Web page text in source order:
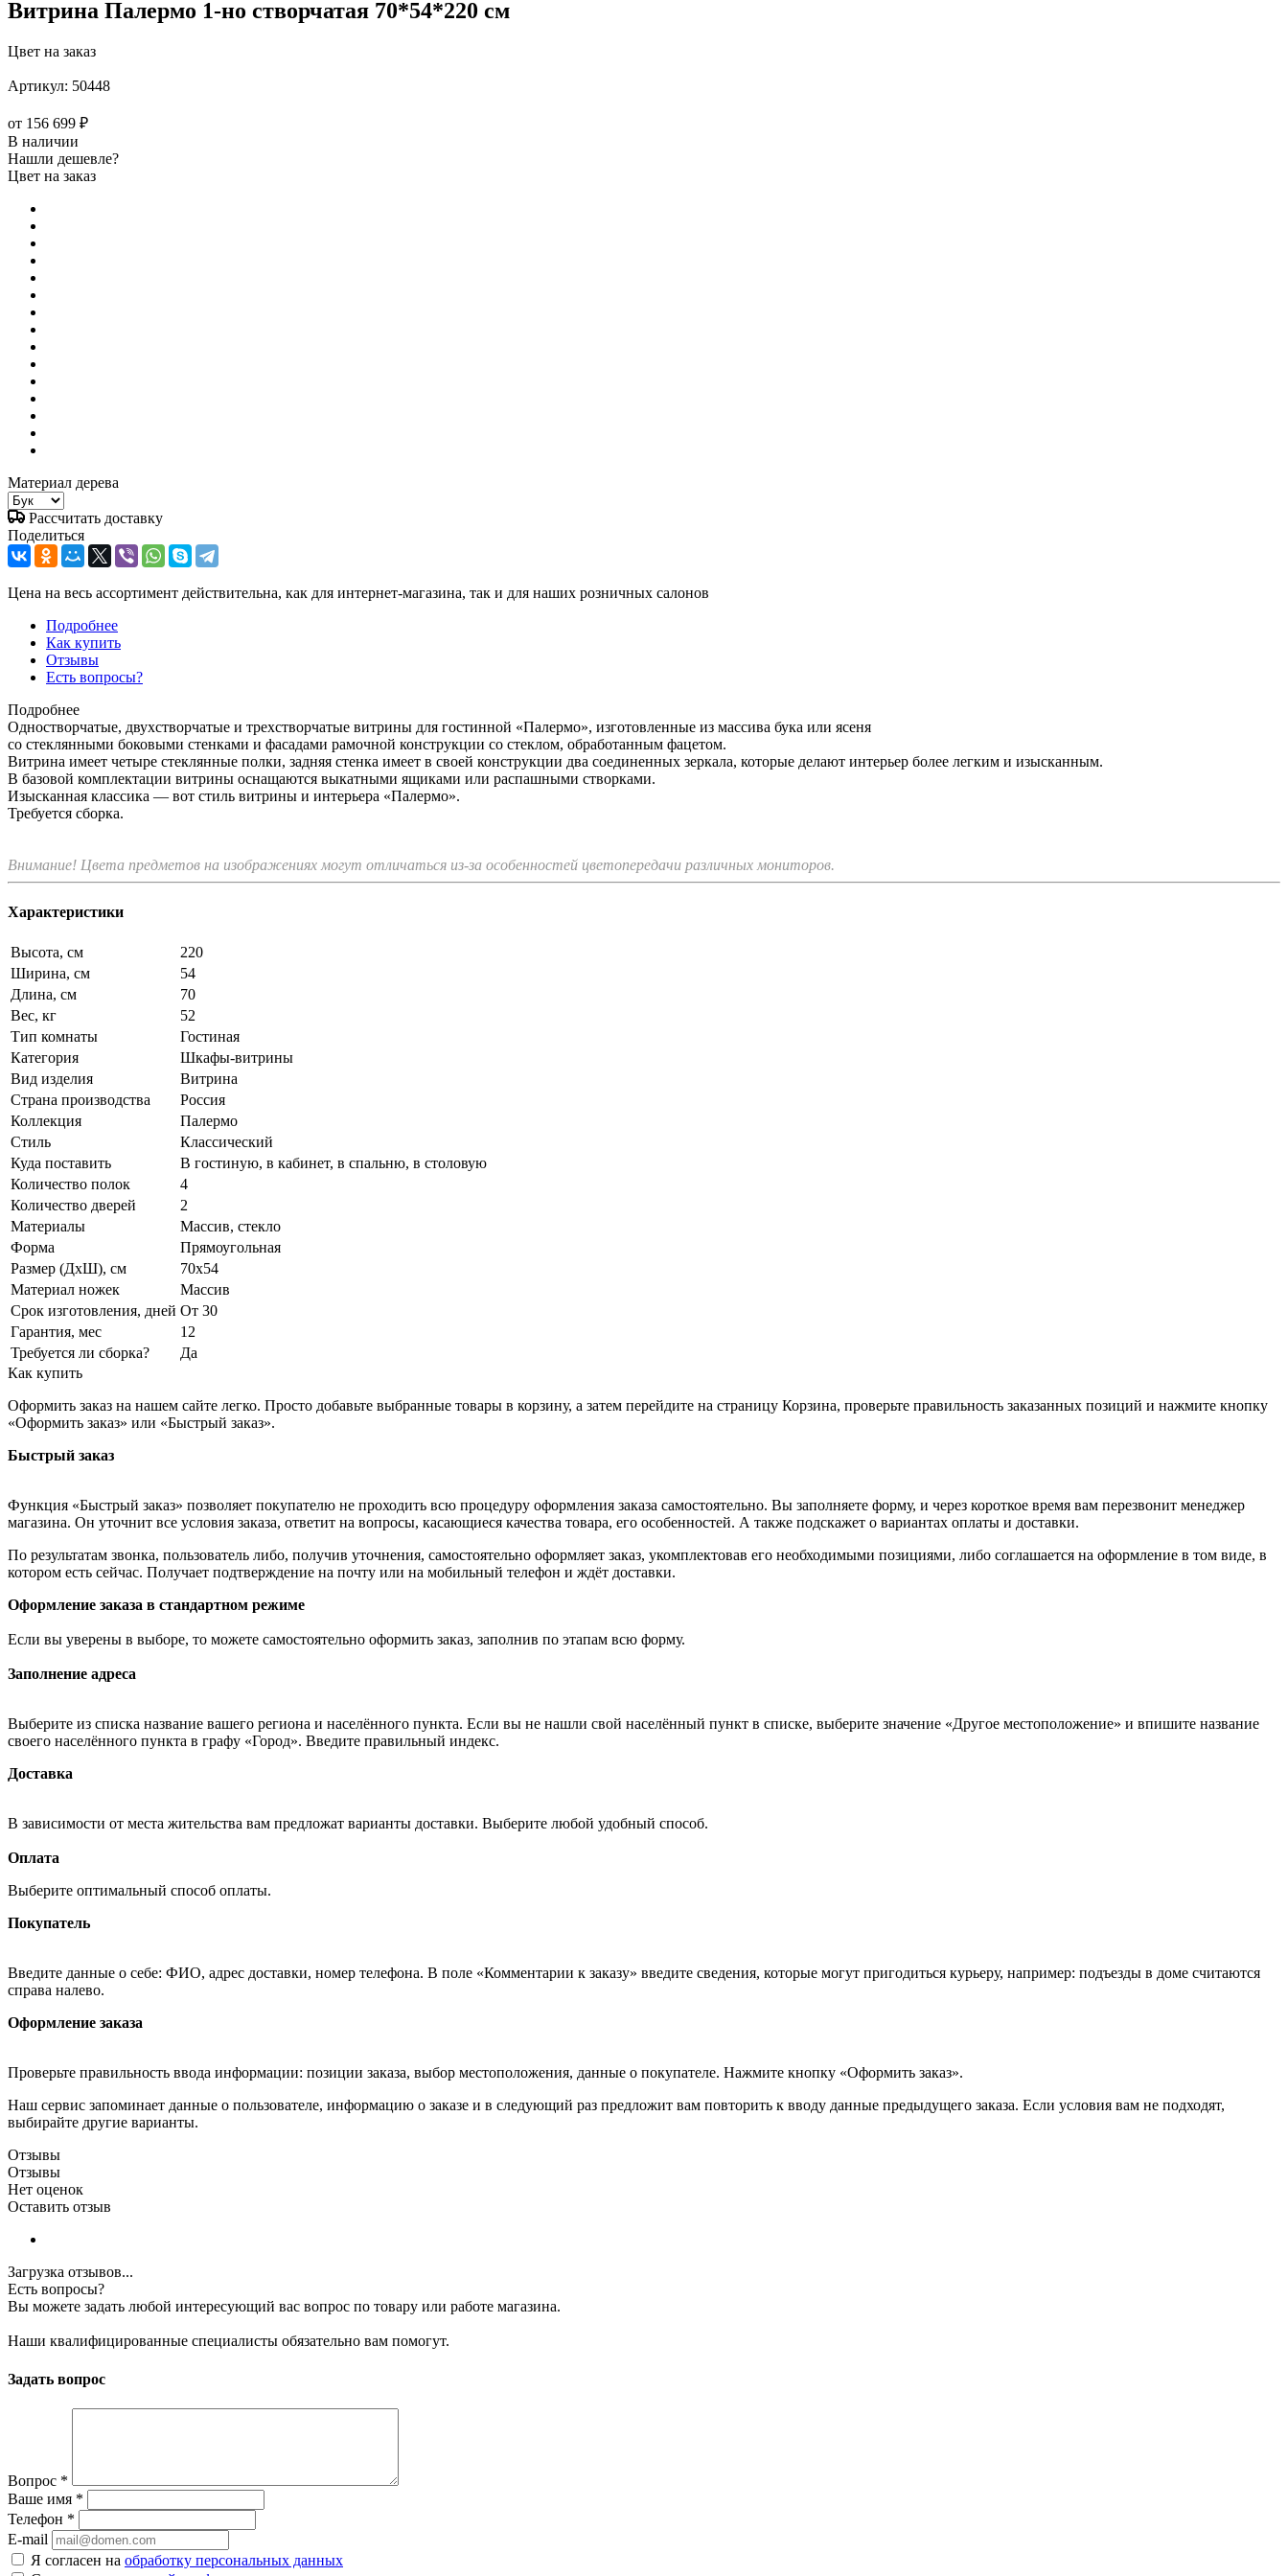
Витрина Палермо 1-но створчатая 70*54*220 см
Цвет на заказ
Артикул: 50448
от 156 699 ₽
В наличии
Нашли дешевле?
Цвет на заказ
Материал дерева
Рассчитать доставку
Поделиться
Цена на весь ассортимент действительна, как для интернет-магазина, так и для наших розничных салонов
Подробнее
Как купить
Отзывы
Есть вопросы?
Подробнее
Одностворчатые, двухстворчатые и трехстворчатые витрины для гостинной «Палермо», изготовленные из массива бука или ясеня
со стеклянными боковыми стенками и фасадами рамочной конструкции со стеклом, обработанным фацетом.
Витрина имеет четыре стеклянные полки, задняя стенка имеет в своей конструкции два соединенных зеркала, которые делают интерьер более легким и изысканным.
В базовой комплектации витрины оснащаются выкатными ящиками или распашными створками.
Изысканная классика — вот стиль витрины и интерьера «Палермо».
Требуется сборка.
Внимание! Цвета предметов на изображениях могут отличаться из-за особенностей цветопередачи различных мониторов.
Характеристики
Высота, см
220
Ширина, см
54
Длина, см
70
Вес, кг
52
Тип комнаты
Гостиная
Категория
Шкафы-витрины
Вид изделия
Витрина
Страна производства
Россия
Коллекция
Палермо
Стиль
Классический
Куда поставить
В гостиную, в кабинет, в спальню, в столовую
Количество полок
4
Количество дверей
2
Материалы
Массив, стекло
Форма
Прямоугольная
Размер (ДхШ), см
70х54
Материал ножек
Массив
Срок изготовления, дней От 30
Гарантия, мес
12
Требуется ли сборка?
Да
Как купить
Оформить заказ на нашем сайте легко. Просто добавьте выбранные товары в корзину, а затем перейдите на страницу Корзина, проверьте правильность заказанных позиций и нажмите кнопку
«Оформить заказ» или «Быстрый заказ».
Быстрый заказ
Функция «Быстрый заказ» позволяет покупателю не проходить всю процедуру оформления заказа самостоятельно. Вы заполняете форму, и через короткое время вам перезвонит менеджер
магазина. Он уточнит все условия заказа, ответит на вопросы, касающиеся качества товара, его особенностей. А также подскажет о вариантах оплаты и доставки.
По результатам звонка, пользователь либо, получив уточнения, самостоятельно оформляет заказ, укомплектовав его необходимыми позициями, либо соглашается на оформление в том виде, в
котором есть сейчас. Получает подтверждение на почту или на мобильный телефон и ждёт доставки.
Оформление заказа в стандартном режиме
Если вы уверены в выборе, то можете самостоятельно оформить заказ, заполнив по этапам всю форму.
Заполнение адреса
Выберите из списка название вашего региона и населённого пункта. Если вы не нашли свой населённый пункт в списке, выберите значение «Другое местоположение» и впишите название
своего населённого пункта в графу «Город». Введите правильный индекс.
Доставка
В зависимости от места жительства вам предложат варианты доставки. Выберите любой удобный способ.
Оплата
Выберите оптимальный способ оплаты.
Покупатель
Введите данные о себе: ФИО, адрес доставки, номер телефона. В поле «Комментарии к заказу» введите сведения, которые могут пригодиться курьеру, например: подъезды в доме считаются
справа налево.
Оформление заказа
Проверьте правильность ввода информации: позиции заказа, выбор местоположения, данные о покупателе. Нажмите кнопку «Оформить заказ».
Наш сервис запоминает данные о пользователе, информацию о заказе и в следующий раз предложит вам повторить к вводу данные предыдущего заказа. Если условия вам не подходят,
выбирайте другие варианты.
Отзывы
Отзывы
Нет оценок
Оставить отзыв
Загрузка отзывов...
Есть вопросы?
Вы можете задать любой интересующий вас вопрос по товару или работе магазина.
Наши квалифицированные специалисты обязательно вам помогут.
Задать вопрос
Вопрос *
Ваше имя *
Телефон *
E-mail
Я согласен на обработку персональных данных